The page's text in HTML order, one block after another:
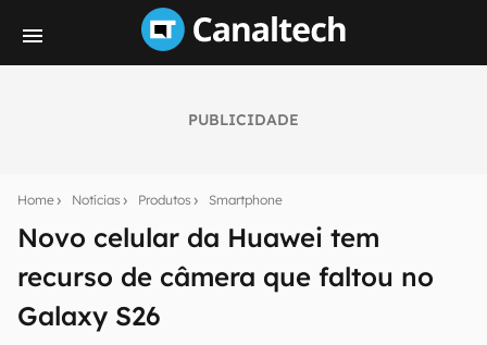
PUBLICIDADE
Home Notícias Produtos Smartphone
Novo celular da Huawei tem
recurso de câmera que faltou no
Galaxy S26
notícias e reviews sobre tecnologia em primeira
E-mail